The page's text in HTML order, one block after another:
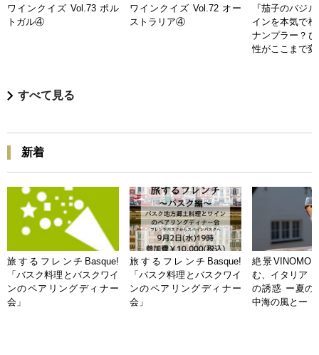
ワインクイズ Vol.73 ポル
トガル④
ワインクイズ Vol.72 オー
ストラリア④
『茄子のバジ
インを本気で
ナンプラー？
性がここまで
すべて見る
新着
旅するフレンチBasque!
「バスク料理とバスクワイ
ンのペアリングディナー
会」
旅するフレンチBasque!
「バスク料理とバスクワイ
ンのペアリングディナー
会」
絶景
む、イタリア
の誘惑 ー夏の
中海の風とー